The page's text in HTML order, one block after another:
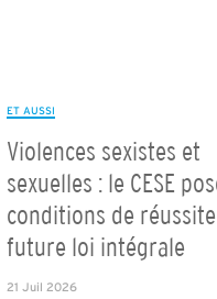
ET AUSSI
Violences sexistes et
sexuelles : le CESE
conditions de réussite
future loi intégrale
21 Juil 2026